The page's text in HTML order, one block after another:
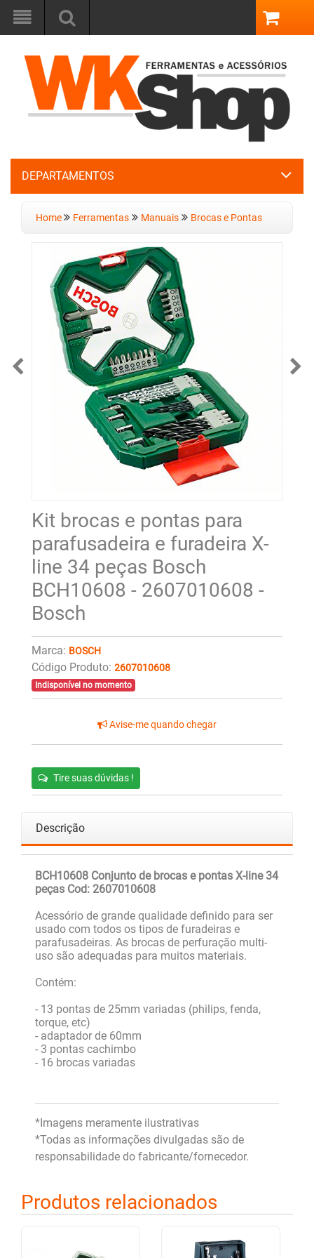
DEPARTAMENTOS
Home Ferramentas Manuais Brocas e Pontas
Kit brocas e pontas para
parafusadeira e furadeira X-
line 34 peças Bosch
BCH10608 - 2607010608 -
Bosch
Marca: BOSCH
Código Produto: 2607010608
Indisponível no momento
Avise-me quando chegar
Tire suas dúvidas !
Descrição
BCH10608 Conjunto de brocas e pontas X-line 34
peças Cod: 2607010608
Acessório de grande qualidade definido para ser
usado com todos os tipos de furadeiras e
parafusadeiras. As brocas de perfuração multi-
uso são adequadas para muitos materiais.
Contém:
- 13 pontas de 25mm variadas (philips, fenda,
torque, etc)
- adaptador de 60mm
- 3 pontas cachimbo
- 16 brocas variadas
*Imagens meramente ilustrativas
*Todas as informações divulgadas são de
responsabilidade do fabricante/fornecedor.
Produtos relacionados